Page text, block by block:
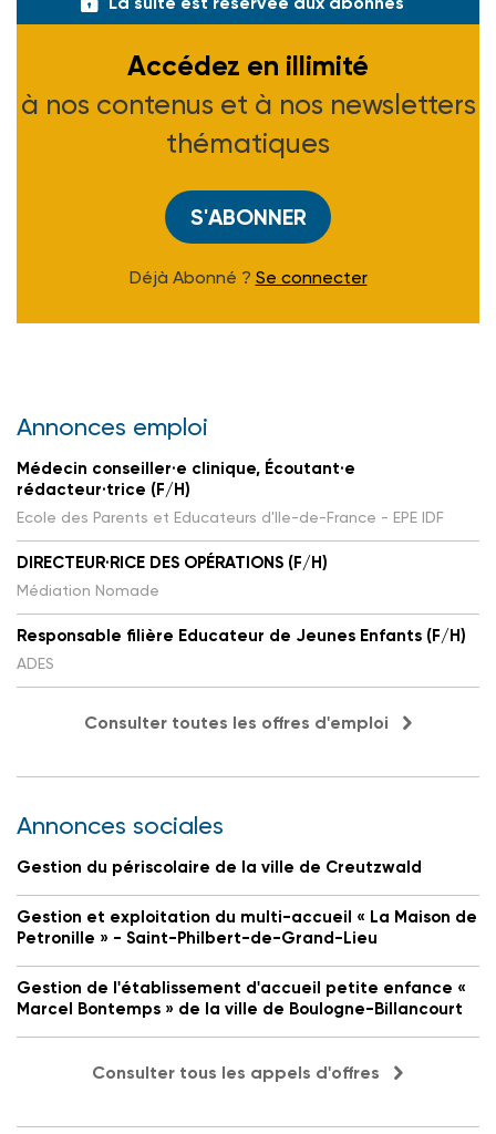
Accédez en illimité
à nos contenus et à nos newsletters
thématiques
S'ABONNER
Déjà Abonné ? Se connecter
Annonces emploi
Médecin conseiller·e clinique, Écoutant·e
rédacteur·trice (F/H)
Ecole des Parents et Educateurs d'Ile-de-France - EPE IDF
DIRECTEUR·RICE DES OPÉRATIONS (F/H)
Médiation Nomade
Responsable filière Educateur de Jeunes Enfants (F/H)
ADES
Consulter toutes les offres d'emploi
Annonces sociales
Gestion du périscolaire de la ville de Creutzwald
Gestion et exploitation du multi-accueil « La Maison de
Petronille » - Saint-Philbert-de-Grand-Lieu
Gestion de l'établissement d'accueil petite enfance «
Marcel Bontemps » de la ville de Boulogne-Billancourt
Consulter tous les appels d'offres